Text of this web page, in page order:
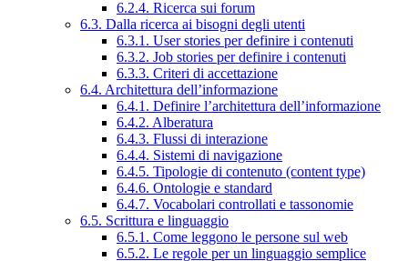
6.2.4. Ricerca sui forum
6.3. Dalla ricerca ai bisogni degli utenti
6.3.1. User stories per definire i contenuti
6.3.2. Job stories per definire i contenuti
6.3.3. Criteri di accettazione
6.4. Architettura dell’informazione
6.4.1. Definire l’architettura dell’informazione
6.4.2. Alberatura
6.4.3. Flussi di interazione
6.4.4. Sistemi di navigazione
6.4.5. Tipologie di contenuto (content type)
6.4.6. Ontologie e standard
6.4.7. Vocabolari controllati e tassonomie
6.5. Scrittura e linguaggio
6.5.1. Come leggono le persone sul web
6.5.2. Le regole per un linguaggio semplice